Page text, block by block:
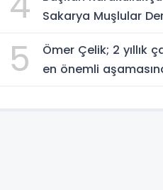
Sakarya Muşlular
5
Ömer Çelik; 2 yıllık
en önemli